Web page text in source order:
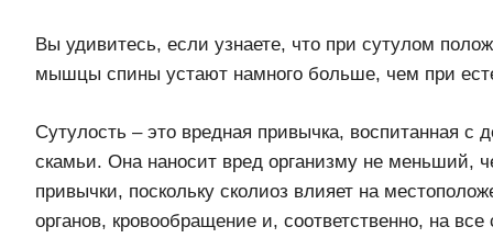
Вы удивитесь, если узнаете, что при сутулом
мышцы спины устают намного больше, чем при
Сутулость – это вредная привычка, воспитанная с
скамьи. Она наносит вред организму не меньший,
привычки, поскольку сколиоз влияет на
органов, кровообращение и, соответственно, на